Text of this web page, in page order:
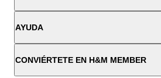
AYUDA
CONVIÉRTETE EN H&M MEMBER